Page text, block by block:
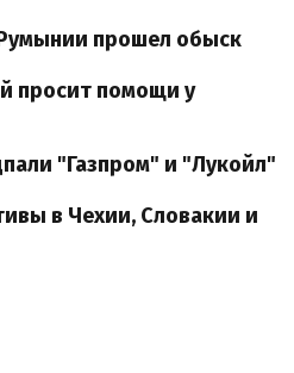
прошел обыск
просит помощи у
"Газпром" и "Лукойл"
в Чехии, Словакии и